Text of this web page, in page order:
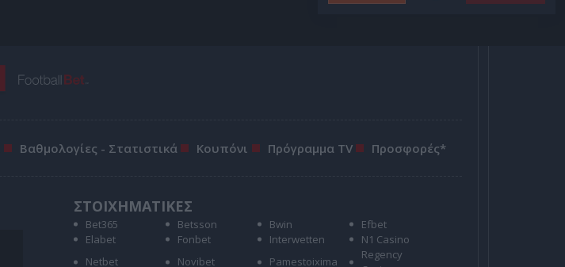
Βαθμολογίες - Στατιστικά Κουπόνι Πρόγραμμα TV Προσφορές*
ΣΤΟΙΧΗΜΑΤΙΚΕΣ
Bet365 Betsson Bwin
Efbet
Elabet
Fonbet Interwetten
N1 Casino
Netbet
Novibet Pamestoixima
Regency